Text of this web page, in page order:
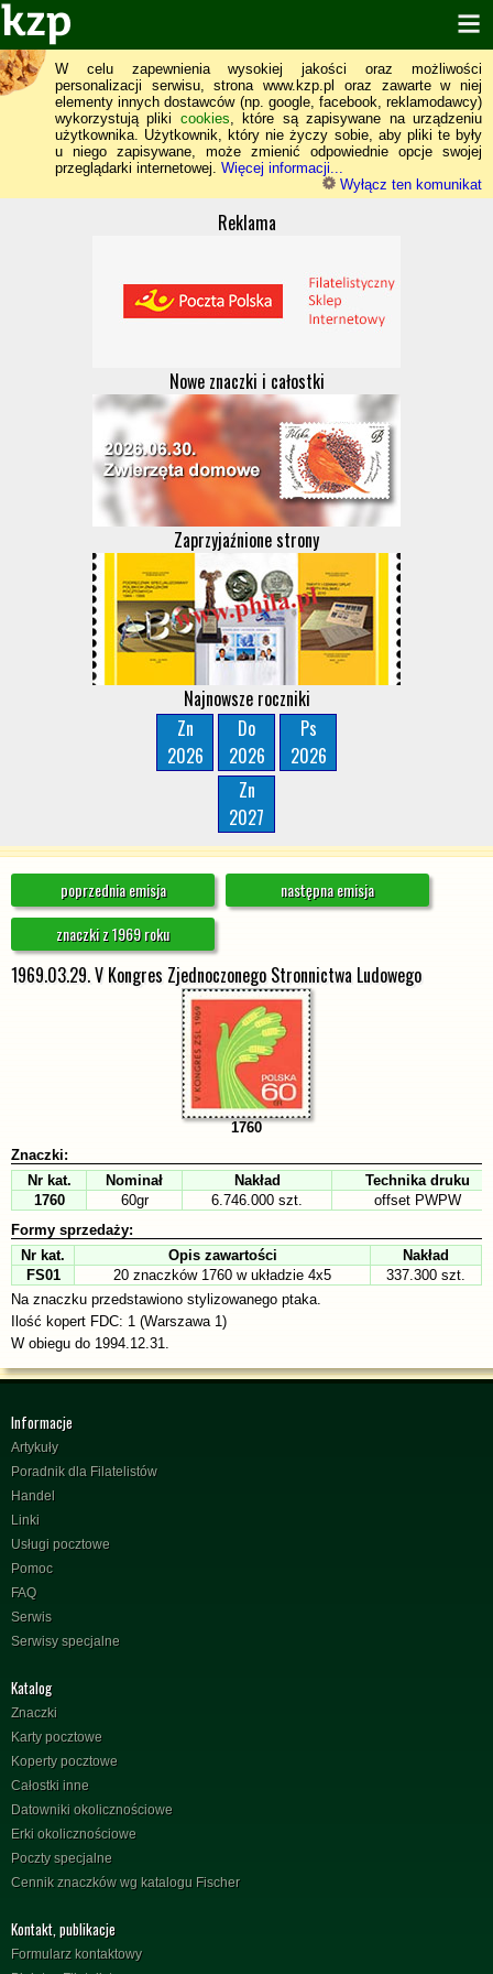
W celu zapewnienia wysokiej jakości oraz możliwości
personalizacji serwisu, strona www.kzp.pl oraz zawarte w niej
elementy innych dostawców (np. google, facebook, reklamodawcy)
wykorzystują pliki cookies, które są zapisywane na urządzeniu
użytkownika. Użytkownik, który nie życzy sobie, aby pliki te były
u niego zapisywane, może zmienić odpowiednie opcje swojej
przeglądarki internetowej. Więcej informacji...
Wyłącz ten komunikat
Reklama
Nowe znaczki i całostki
Zaprzyjaźnione strony
Najnowsze roczniki
Zn
2026
Do
2026
Ps
2026
Zn
2027
poprzednia emisja
następna emisja
znaczki z 1969 roku
1969.03.29. V Kongres Zjednoczonego Stronnictwa Ludowego
1760
Znaczki:
Nr kat.
Nominał Nakład
Technika druku
1760
60gr 6.746.000 szt.
offset PWPW
Formy sprzedaży:
Nr kat.
Opis zawartości
Nakład
FS01
20 znaczków 1760 w układzie 4x5
337.300 szt.
Na znaczku przedstawiono stylizowanego ptaka.
Ilość kopert FDC: 1 (Warszawa 1)
W obiegu do 1994.12.31.
Informacje
Artykuły
Poradnik dla Filatelistów
Handel
Linki
Usługi pocztowe
Pomoc
FAQ
Serwis
Serwisy specjalne
Katalog
Znaczki
Karty pocztowe
Koperty pocztowe
Całostki inne
Datowniki okolicznościowe
Erki okolicznościowe
Poczty specjalne
Cennik znaczków wg katalogu Fischer
Kontakt, publikacje
Formularz kontaktowy